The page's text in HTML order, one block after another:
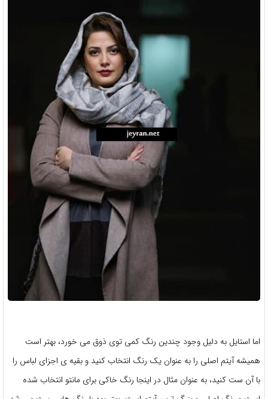
اما استایل به دلیل وجود چندین رنگ کمی توی ذوق می خورد، بهتر است
همیشه آیتم اصلی را به عنوان یک رنگ انتخاب کنید و بقیه ی اجزای لباس را
با آن ست کنید، به عنوان مثال در اینجا رنگ خاکی برای مانتو انتخاب شده